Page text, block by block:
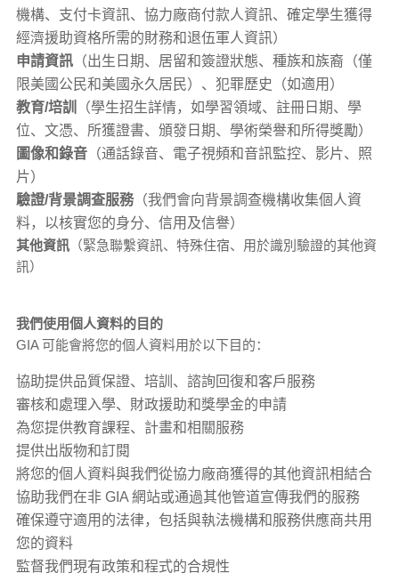
機構、支付卡資訊、協力廠商付款人資訊、確定學生獲得
經濟援助資格所需的財務和退伍軍人資訊）
申請資訊 （出生日期、居留和簽證狀態、種族和族裔（僅
限美國公民和美國永久居民）、犯罪歷史（如適用）
教育/培訓
（學生招生詳情，如學習領域、註冊日期、學
位、文憑、所獲證書、頒發日期、學術榮譽和所得獎勵）
圖像和錄音 （通話錄音、電子視頻和音訊監控、影片、照
片）
驗證/背景調查服務（我們會向背景調查機構收集個人資
料，以核實您的身分、信用及信譽）
其他資訊 （緊急聯繫資訊、特殊住宿、用於識別驗證的其他資
訊）
我們使用個人資料的目的
GIA 可能會將您的個人資料用於以下目的：
協助提供品質保證、培訓、諮詢回復和客戶服務
審核和處理入學、財政援助和獎學金的申請
為您提供教育課程、計畫和相關服務
提供出版物和訂閱
將您的個人資料與我們從協力廠商獲得的其他資訊相結合
協助我們在非 GIA 網站或通過其他管道宣傳我們的服務
確保遵守適用的法律，包括與執法機構和服務供應商共用
您的資料
監督我們現有政策和程式的合規性